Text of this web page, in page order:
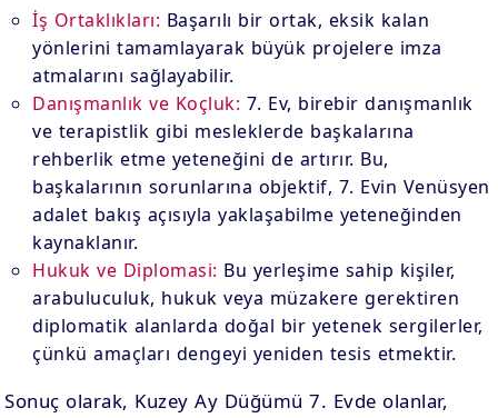
İş Ortaklıkları: Başarılı bir ortak, eksik kalan
yönlerini tamamlayarak büyük projelere imza
atmalarını sağlayabilir.
Danışmanlık ve Koçluk: 7. Ev, birebir danışmanlık
ve terapistlik gibi mesleklerde başkalarına
rehberlik etme yeteneğini de artırır. Bu,
başkalarının sorunlarına objektif, 7. Evin Venüsyen
adalet bakış açısıyla yaklaşabilme yeteneğinden
kaynaklanır.
Hukuk ve Diplomasi: Bu yerleşime sahip kişiler,
arabuluculuk, hukuk veya müzakere gerektiren
diplomatik alanlarda doğal bir yetenek sergilerler,
çünkü amaçları dengeyi yeniden tesis etmektir.
Sonuç olarak, Kuzey Ay Düğümü 7. Evde olanlar,